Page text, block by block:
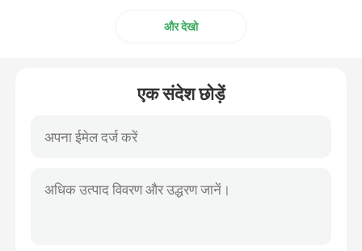
ब्लॉग
एक उद्धरण का अनुरोध करें
और देखो
एक संदेश छोड़ें